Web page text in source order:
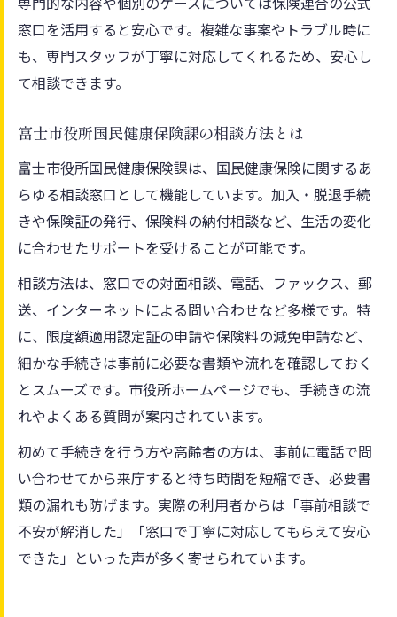
窓口を活用すると安心です。複雑な事案やトラブル時に
も、専門スタッフが丁寧に対応してくれるため、安心し
て相談できます。
富士市役所国民健康保険課の相談方法とは
富士市役所国民健康保険課は、国民健康保険に関するあ
らゆる相談窓口として機能しています。加入・脱退手続
きや保険証の発行、保険料の納付相談など、生活の変化
に合わせたサポートを受けることが可能です。
相談方法は、窓口での対面相談、電話、ファックス、郵
送、インターネットによる問い合わせなど多様です。特
に、限度額適用認定証の申請や保険料の減免申請など、
細かな手続きは事前に必要な書類や流れを確認しておく
とスムーズです。市役所ホームページでも、手続きの流
れやよくある質問が案内されています。
初めて手続きを行う方や高齢者の方は、事前に電話で問
い合わせてから来庁すると待ち時間を短縮でき、必要書
類の漏れも防げます。実際の利用者からは「事前相談で
不安が解消した」「窓口で丁寧に対応してもらえて安心
できた」といった声が多く寄せられています。